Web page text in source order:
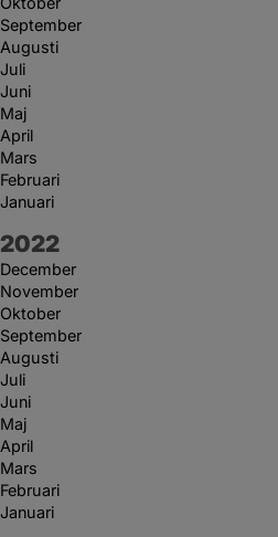
September
Augusti
Juli
Juni
Maj
April
Mars
Februari
Januari
År:
2022
December
November
Oktober
September
Augusti
Juli
Juni
Maj
April
Mars
Februari
Januari